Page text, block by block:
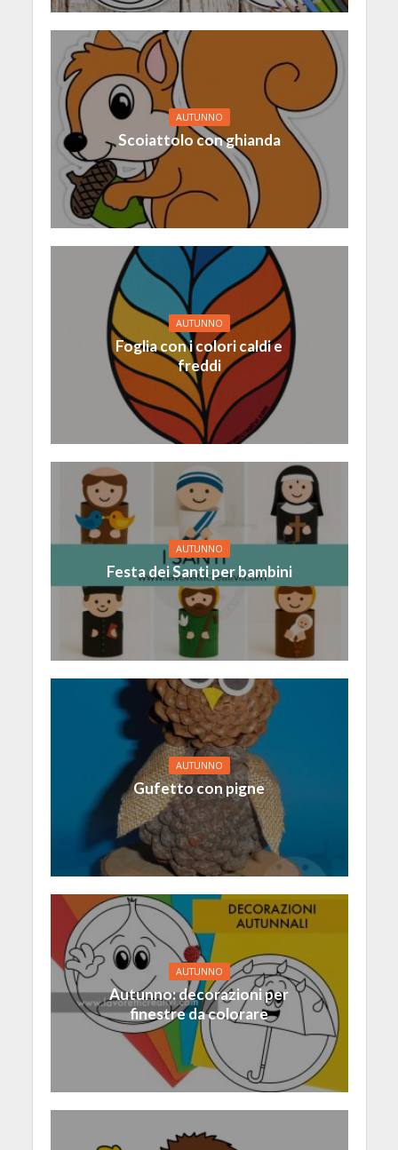
AUTUNNO
Scoiattolo con ghianda
AUTUNNO
Foglia con i colori caldi e
freddi
AUTUNNO
Festa dei Santi per bambini
AUTUNNO
Gufetto con pigne
AUTUNNO
Autunno: decorazioni per
finestre da colorare